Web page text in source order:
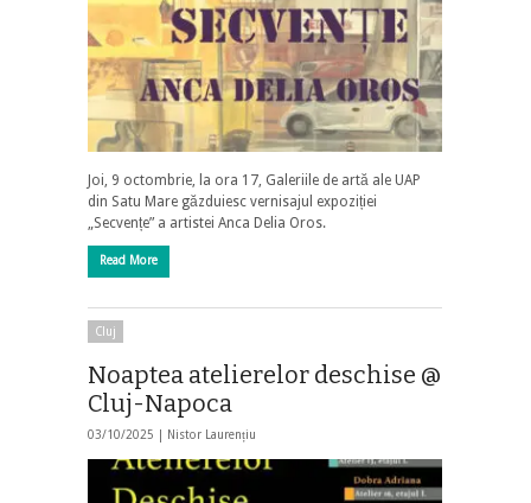
Joi, 9 octombrie, la ora 17, Galeriile de artă ale UAP
din Satu Mare găzduiesc vernisajul expoziției
„Secvențe” a artistei Anca Delia Oros.
Read More
Cluj
Noaptea atelierelor deschise @
Cluj-Napoca
03/10/2025 | Nistor Laurențiu